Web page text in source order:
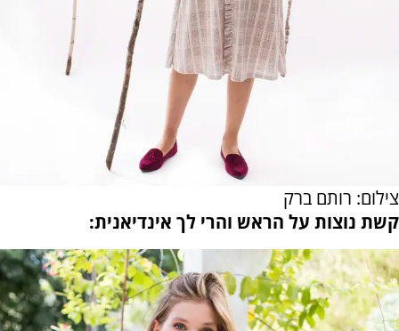
צילום: רותם ברק
קשת נוצות על הראש והרי לך אינדיאנית: